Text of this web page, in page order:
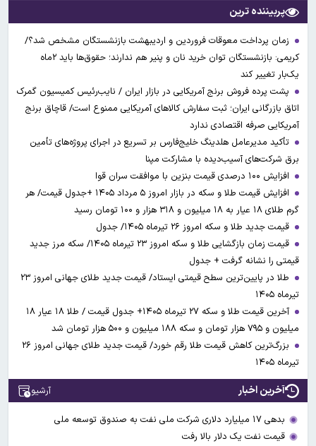
پربیننده ترین
زمان پرداخت معوقات فروردین و اردیبهشت بازنشستگان مشخص شد؟/
کریمی: بازنشستگان توان خرید نان و پنیر هم ندارند؛ حقوق‌ها باید ۲ماه
یک‌بار تغییر کند
پشت پرده فروش برنج آمریکایی در بازار ایران / نایب‌رئیس کمیسیون گمرک
اتاق بازرگانی ایران؛ ثبت سفارش کالاهای آمریکایی ممنوع است/ قاچاق برنج
آمریکایی صرفه اقتصادی ندارد
تأکید مدیرعامل هلدینگ خلیج‌فارس بر تسریع در اجرای پروژه‌های تأمین
برق شرکت‌های آسیب‌دیده با مشارکت مپنا
افزایش ۱۰۰ درصدی قیمت بنزین با موافقت سران قوا
افزایش قیمت طلا و سکه در بازار امروز ۵ مرداد ۱۴۰۵ +جدول قیمت/ هر
گرم طلای ۱۸ عیار به ۱۸ میلیون و ۳۱۸ هزار و ۱۰۰ تومان رسید
قیمت جدید طلا و سکه امروز ۲۶ تیرماه ۱۴۰۵/ جدول
قیمت زمان بازگشایی طلا و سکه امروز ۲۳ تیرماه ۱۴۰۵/ سکه مرز جدید
قیمتی را نشانه گرفت + جدول
طلا در پایین‌ترین سطح قیمتی ایستاد/ قیمت جدید طلای جهانی امروز ۲۳
تیرماه ۱۴۰۵
آخرین قیمت طلا و سکه ۲۷ تیرماه ۱۴۰۵+ جدول قیمت / طلا ۱۸ عیار ۱۸
میلیون و ۷۹۵ هزار تومان و سکه ۱۸۸ میلیون و ۵۰۰ هزار تومان شد
بزرگ‌ترین کاهش قیمت طلا رقم خورد/ قیمت جدید طلای جهانی امروز ۲۶
تیرماه ۱۴۰۵
آخرین اخبار آرشیو
بدهی ۱۷ میلیارد دلاری شرکت ملی نفت به صندوق توسعه ملی
قیمت نفت یک دلار بالا رفت